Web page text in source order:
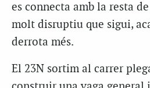
es connecta amb la resta
molt disruptiu que sigui,
derrota més.
El 23N sortim al carrer